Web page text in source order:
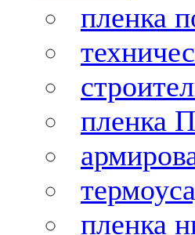
пленка
пленка
пленка